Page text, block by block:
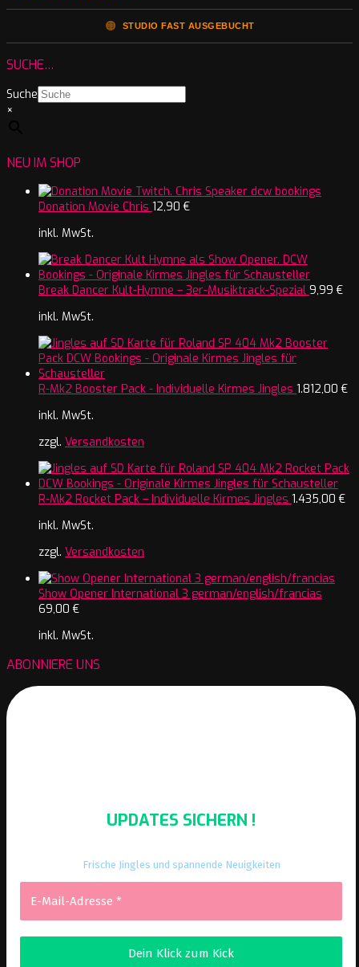
🟠 STUDIO FAST AUSGEBUCHT
SUCHE…
Suche
×
NEU IM SHOP
Donation Movie Chris 12,90 €
inkl. MwSt.
Break Dancer Kult-Hymne – 3er-Musiktrack-Spezial 9,99 €
inkl. MwSt.
R-Mk2 Booster Pack - Individuelle Kirmes Jingles 1.812,00 €
inkl. MwSt.
zzgl. Versandkosten
R-Mk2 Rocket Pack – Individuelle Kirmes Jingles 1.435,00 €
inkl. MwSt.
zzgl. Versandkosten
Show Opener International 3 german/english/francias
69,00 €
inkl. MwSt.
ABONNIERE UNS
UPDATES SICHERN !
Frische Jingles und spannende Neuigkeiten